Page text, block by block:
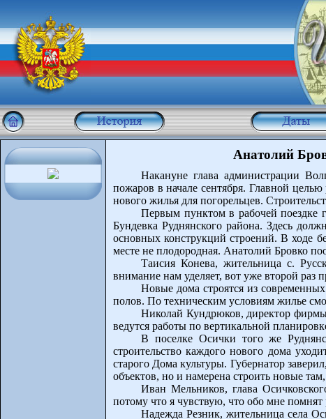
Анатолий
Накануне глава администрации
пожаров в начале сентября. Главной
нового жилья для погорельцев.
Первым пунктом в рабочей поездке
Бундевка Руднянского района. Здесь
основных конструкций строений. В ходе
месте не плодородная. Анатолий Бровко
Таисия Конева, жительница с.
внимание нам уделяет, вот уже второй раз
Новые дома строятся из
полов. По техническим условиям жилье
Николай Кундрюков, директор
ведутся работы по вертикальной
В поселке Осички того же
строительство каждого нового дома
старого Дома культуры. Губернатор
объектов, но и намерена строить новые
Иван Мельников, глава
потому что я чувствую, что обо мне
Надежда Резник, жительница села